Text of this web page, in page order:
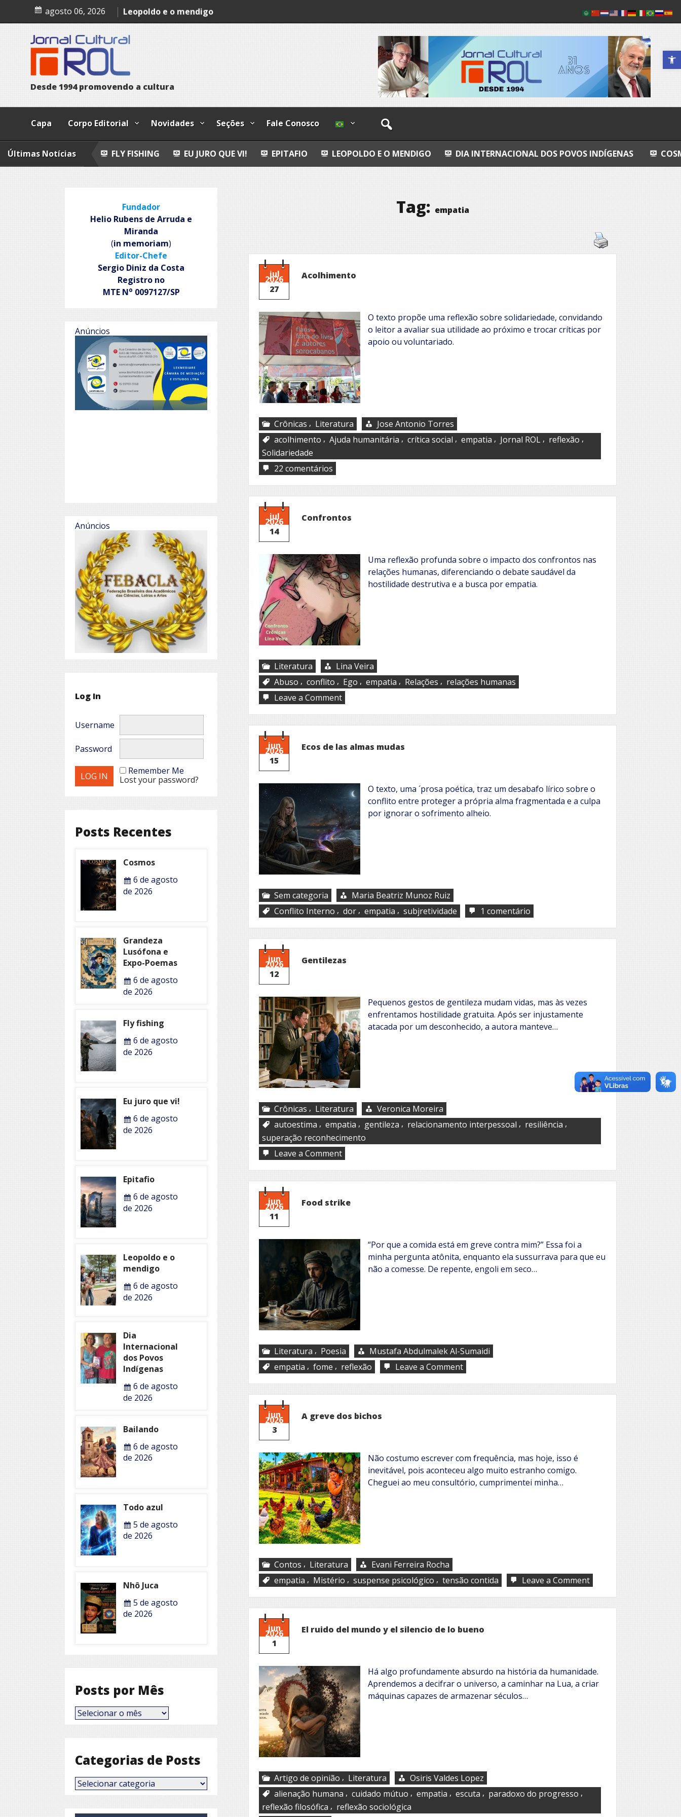
Abrir a
content
agosto 06, 2026
Epitafio
Leopoldo e o mendigo
Dia Internacional dos Povos
Desde1994 promovendo a cultura
Capa Corpo Editorial Novidades Seções Fale Conosco
Últimas NotíciasFLY FISHING EU JURO QUE VI! EPITAFIO LEOPOLDO E O MENDIGO DIA INTERNACIONAL DOS POVOS INDÍGENAS COSMOS
Tag: empatia
jul
2026
27
Acolhimento
O texto propõe uma reflexão sobre solidariedade, convidando
o leitor a avaliar sua utilidade ao próximo e trocar críticas por
apoio ou voluntariado.
Crônicas , Literatura
Jose Antonio Torres
acolhimento , Ajuda humanitária , crítica social , empatia , Jornal ROL , reflexão ,
Solidariedade
22 comentários
Acolhimento
jul
2026
14
Confrontos
Uma reflexão profunda sobre o impacto dos confrontos nas
relações humanas, diferenciando o debate saudável da
hostilidade destrutiva e a busca por empatia.
Literatura
Lina Veira
Abuso , conflito , Ego , empatia , Relações , relações humanas
Leave a Commenton
Confrontos
jun
2026
15
Ecos de las almas mudas
O texto, uma ´prosa poética, traz um desabafo lírico sobre o
conflito entre proteger a própria alma fragmentada e a culpa
por ignorar o sofrimento alheio.
Sem categoria
Maria Beatriz Munoz Ruiz
Conflito Interno , dor , empatia , subjretividade 1 comentário
Ecos
de
las
jun
2026
12
Gentilezas
Pequenos gestos de gentileza mudam vidas, mas às vezes
enfrentamos hostilidade gratuita. Após ser injustamente
atacada por um desconhecido, a autora manteve…
Crônicas , Literatura
Veronica Moreira
autoestima , empatia , gentileza , relacionamento interpessoal , resiliência ,
superação reconhecimento
Leave a Commenton
Gentilezas
jun
2026
11
Food strike
“Por que a comida está em greve contra mim?” Essa foi a
minha pergunta atônita, enquanto ela sussurrava para que eu
não a comesse. De repente, engoli em seco…
Literatura , Poesia
Mustafa Abdulmalek Al-Sumaidi
empatia , fome , reflexão Leave a Commenton
Food
strike
jun
2026
3
A greve dos bichos
Não costumo escrever com frequência, mas hoje, isso é
inevitável, pois aconteceu algo muito estranho comigo.
Cheguei ao meu consultório, cumprimentei minha…
Contos , Literatura
Evani Ferreira Rocha
empatia , Mistério , suspense psicológico , tensão contida Leave a Commenton
A
greve
dos
jun
2026
1
El ruido del mundo y el silencio de lo bueno
Há algo profundamente absurdo na história da humanidade.
Aprendemos a decifrar o universo, a caminhar na Lua, a criar
máquinas capazes de armazenar séculos…
Artigo de opinião , Literatura
Osiris Valdes Lopez
alienação humana , cuidado mútuo , empatia , escuta , paradoxo do progresso ,
reflexão filosófica , reflexão sociológica
Fundador
Helio Rubens de Arruda e
Miranda
(in memoriam)
Editor-Chefe
Sergio Diniz da Costa
Registro no
MTE No 0097127/SP
Anúncios
Anúncios
Log In
Username
Password
Remember Me
Lost your password?
Posts Recentes
Cosmos
6 de agosto
de 2026
Grandeza
Lusófona e
Expo-Poemas
6 de agosto
de 2026
Fly fishing
6 de agosto
de 2026
Eu juro que vi!
6 de agosto
de 2026
Epitafio
6 de agosto
de 2026
Leopoldo e o
mendigo
6 de agosto
de 2026
Dia
Internacional
dos Povos
Indígenas
6 de agosto
de 2026
Bailando
6 de agosto
de 2026
Todo azul
5 de agosto
de 2026
Nhô Juca
5 de agosto
de 2026
Posts por Mês
Posts
por
Categorias de Posts
Categorias
de